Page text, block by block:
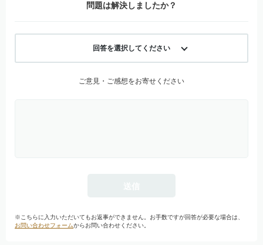
問題は解決しましたか？
回答を選択してください
ご意見・ご感想をお寄せください
※こちらに入力いただいてもお返事ができません。お手数ですが回答が必要な場合は、
お問い合わせフォームからお問い合わせください。